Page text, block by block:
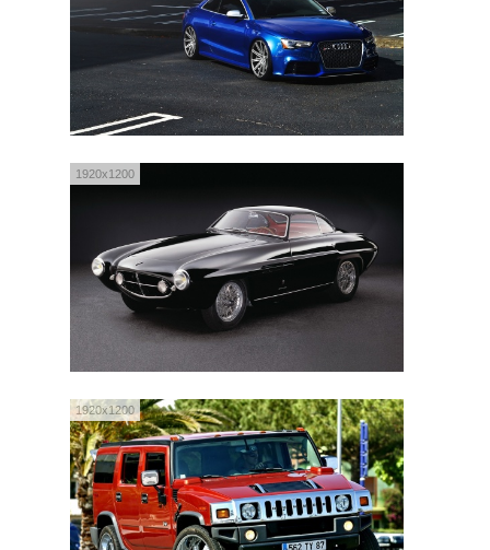
1920x1200
1920x1200